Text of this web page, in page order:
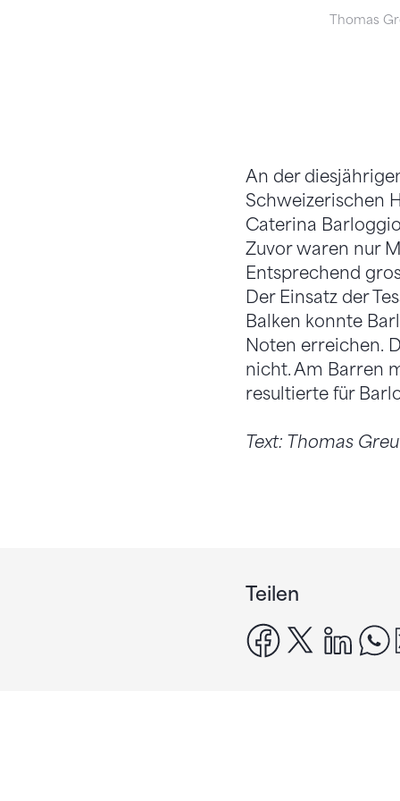
Thomas
An der
Schweizerischen
Caterina
Zuvor waren nur
Entsprechend
Der Einsatz der
Balken konnte
Noten erreichen.
nicht. Am Barren
resultierte für
Text: Thomas
Teilen
facebook
x